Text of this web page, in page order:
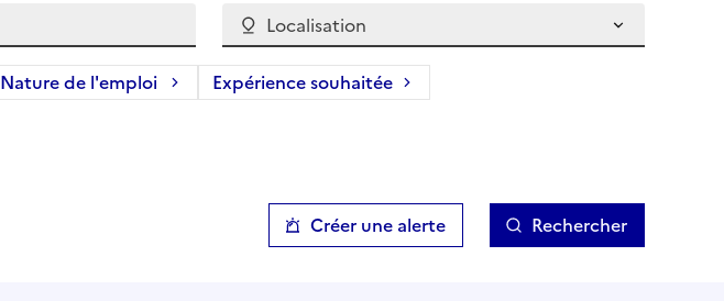
Localisation
Nature de l'emploi
Expérience souhaitée
Créer une alerte Rechercher